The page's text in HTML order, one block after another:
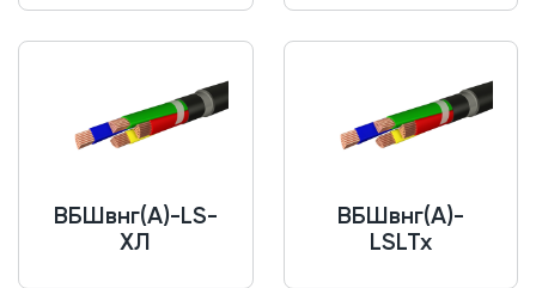
ВБШвнг(A)-LS-
ХЛ
ВБШвнг(A)-
LSLTx